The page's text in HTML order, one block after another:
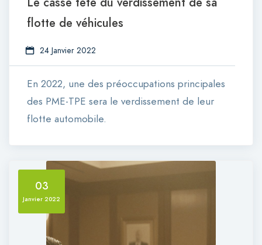
flotte de véhicules
24 Janvier 2022
En 2022, une des préoccupations principales
des PME-TPE sera le verdissement de leur
flotte automobile.
03
Janvier 2022